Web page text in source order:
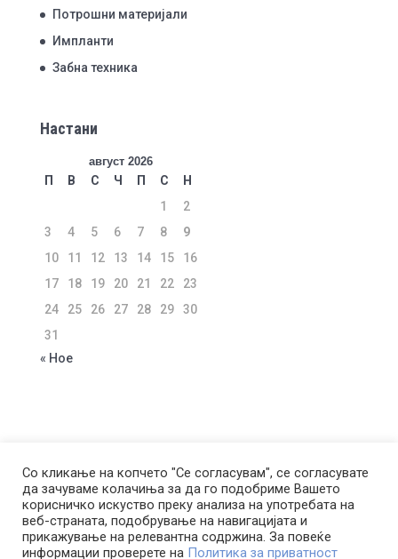
Потрошни материјали
Импланти
Забна техника
Настани
август 2026
П В С Ч П С
Н
1
2
3
4 5 6 7 8
9
10
11 12 13 14 15
16
17
18 19 20 21 22
23
24
25 26 27 28 29
30
31
« Ное
ЗА КОМПАНИЈАТА
УСЛОВИ ЗА КОРИСТЕЊЕ
ПОЛИТИКА ЗА ПРИВАТНОСТ
ПОЛИТИКА ЗА КОЛАЧИЊА
ПОЛИТИКА ЗА КОРИСТЕЊЕ НА ЛП ЗА ЦЕЛИ НА
ДИРЕКТЕН МАРКЕТИНГ
Со кликање на копчето "Се согласувам", се согласувате
да зачуваме колачиња за да го подобриме Вашето
корисничко искуство преку анализа на употребата на
веб-страната, подобрување на навигацијата и
прикажување на релевантна содржина. За повеќе
информации проверете на Политика за приватност